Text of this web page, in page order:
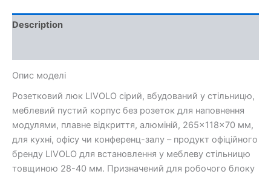
Description
Опис моделі
Розетковий люк LIVOLO сірий, вбудований у стільницю,
меблевий пустий корпус без розеток для наповнення
модулями, плавне відкриття, алюміній, 265×118×70 мм,
для кухні, офісу чи конференц-залу – продукт офіційного
бренду LIVOLO для встановлення у меблеву стільницю
товщиною 28-40 мм. Призначений для робочого блоку